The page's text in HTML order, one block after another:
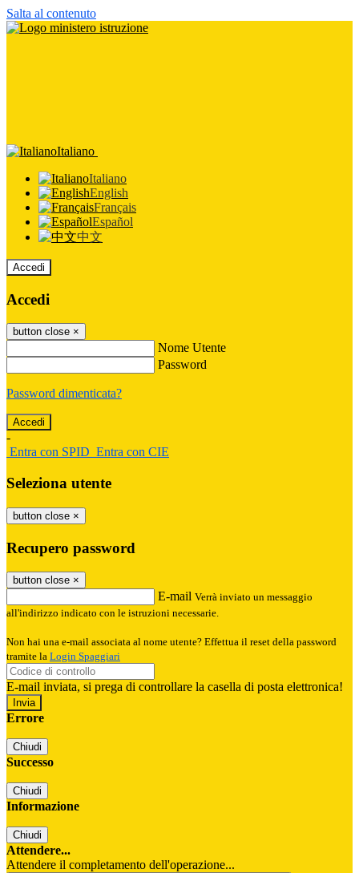
Salta al contenuto
Italiano
Italiano
English
Français
Español
中文
Accedi
Accedi
button close ×
Nome Utente
Password
Password dimenticata?
-
Entra con SPID Entra con CIE
Seleziona utente
button close ×
Recupero password
button close ×
E-mail Verrà inviato un messaggio
all'indirizzo indicato con le istruzioni necessarie.
Non hai una e-mail associata al nome utente? Effettua il reset della password
tramite la Login Spaggiari
E-mail inviata, si prega di controllare la casella di posta elettronica!
Errore
Chiudi
Successo
Chiudi
Informazione
Chiudi
Attendere...
Attendere il completamento dell'operazione...